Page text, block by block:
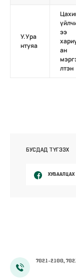
У.Ура
нтуяа
ээ
ан
лтэн
БУСДАД ТҮГЭЭХ
ХУВААЛЦАХ
7021-2100,